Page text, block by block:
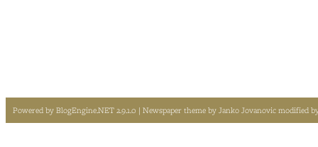
Powered byBlogEngine.NET 2.9.1.0 | Newspaper theme byJanko Jovanovicmodified